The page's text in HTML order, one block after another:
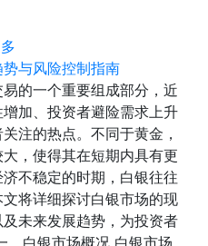
与风险控制指南
的一个重要组成部分，近
加、投资者避险需求上升
注的热点。不同于黄金，
，使得其在短期内具有更
不稳定的时期，白银往往
将详细探讨白银市场的现
未来发展趋势，为投资者
、白银市场概况 白银市场